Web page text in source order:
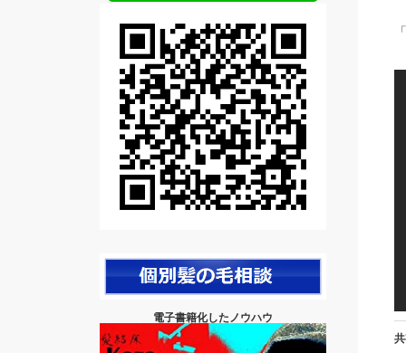
電子書籍化したノウハウ